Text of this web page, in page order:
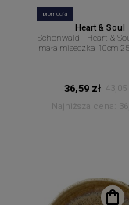
promocja
Heart & Soul
Schonwald - Heart &
mała miseczka 10cm
36,59 zł
43,05
Najniższa cena: